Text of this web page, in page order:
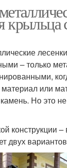
крыльца
– только
материал или
Но это
конструкции
двух